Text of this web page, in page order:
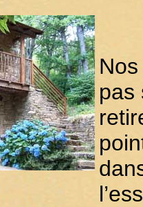
pas